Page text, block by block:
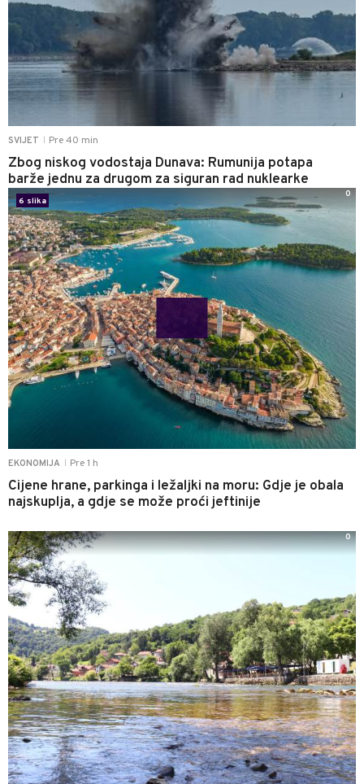
SVIJET Pre 40 min
Zbog niskog vodostaja Dunava: Rumunija potapa
barže jednu za drugom za siguran rad nuklearke
EKONOMIJA Pre 1 h
Cijene hrane, parkinga i ležaljki na moru: Gdje je obala
najskuplja, a gdje se može proći jeftinije
6 slika
0
0